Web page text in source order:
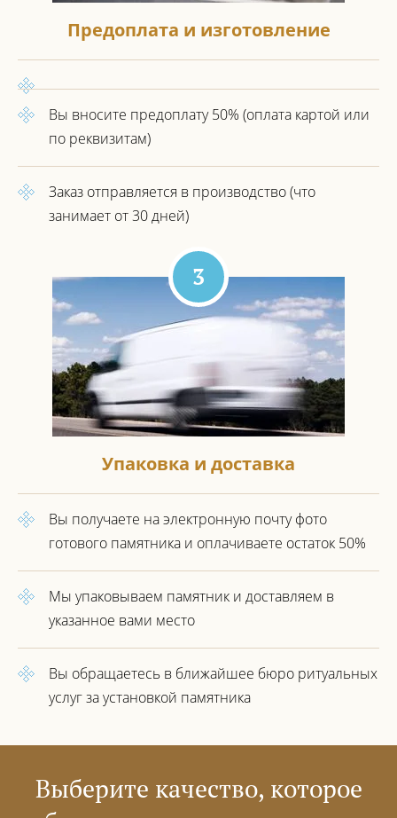
Предоплата и изготовление
Вы вносите предоплату 50% (оплата картой или
по реквизитам)
Заказ отправляется в производство(что
занимает от 30 дней)
3
Упаковка и доставка
Вы получаете на электронную почту фото
готового памятника и оплачиваете остаток 50%
Мы упаковываем памятник и доставляем в
указанное вами место
Вы обращаетесь в ближайшее бюро ритуальных
услуг за установкой памятника
Выберите качество, которое